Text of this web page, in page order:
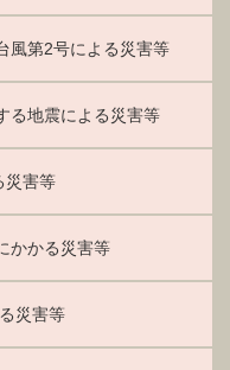
風第2号による災害等
る地震による災害等
災害等
かかる災害等
災害等